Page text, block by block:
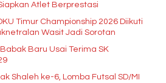
Atlet Berprestasi
Timur Championship 2026 Diikuti
Wasit Jadi Sorotan
Baru Usai Terima SK
Shaleh ke-6, Lomba Futsal SD/MI